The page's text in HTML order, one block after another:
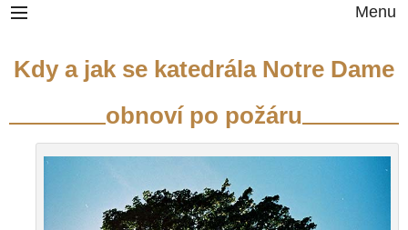
Menu
Kdy a jak se katedrála Notre Dame
obnoví po požáru